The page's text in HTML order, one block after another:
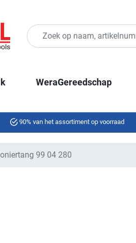
WeraGereedschap
90% van het assortiment op voorraad
99 04 280